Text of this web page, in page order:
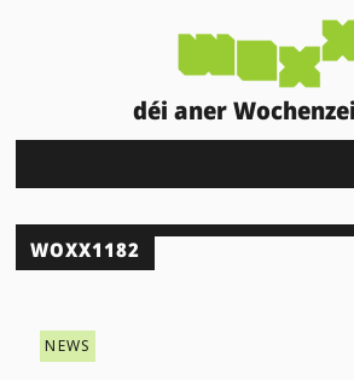
déi aner
WOXX1182
NEWS